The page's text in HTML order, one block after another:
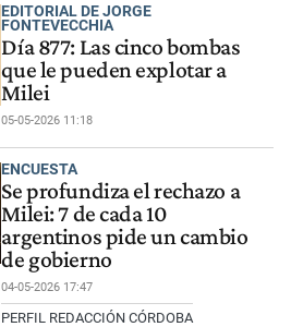
EDITORIAL DE JORGE
FONTEVECCHIA
Día 877: Las cinco bombas
que le pueden explotar a
Milei
05-05-2026 11:18
ENCUESTA
Se profundiza el rechazo a
Milei: 7 de cada 10
argentinos pide un cambio
de gobierno
04-05-2026 17:47
PERFIL REDACCIÓN CÓRDOBA